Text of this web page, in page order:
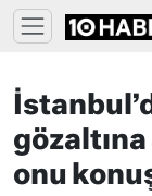
onu